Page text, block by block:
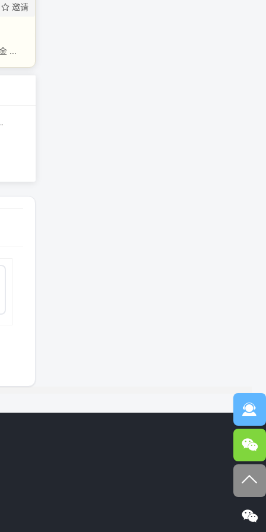
邀请
...
杠杆对冲基金 ...